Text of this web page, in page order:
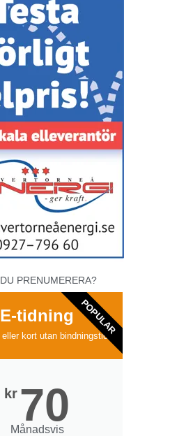
PRENUMERERA?
E-tidning
kort utan bindningstid
kr 70
Månadsvis
POPULAR